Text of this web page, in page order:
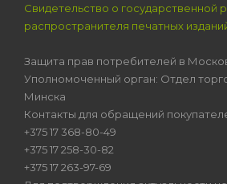
Свидетельство о государственной
распространителя печатных
Защита прав потребителей в
Уполномоченный орган: Отдел
Минска
Контакты для обращений
+375 17 368-80-49
+375 17 258-30-82
+375 17 263-97-69